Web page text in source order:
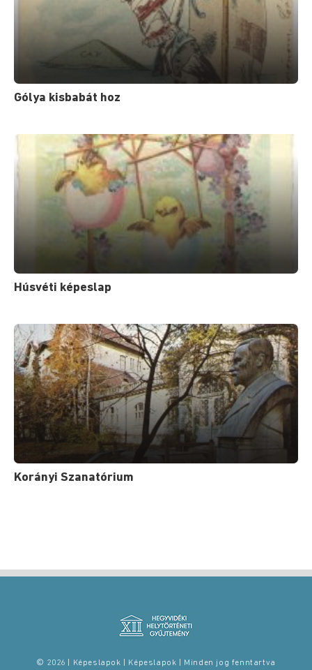
Gólya kisbabát hoz
Húsvéti képeslap
Korányi Szanatórium
© 2026 | Képeslapok | Képeslapok | Minden jog fenntartva